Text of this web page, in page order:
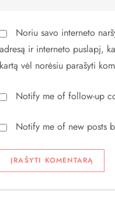
Noriu savo interneto
adresą ir interneto puslapį,
kartą vėl norėsiu parašyti
Notify me of follow-up
Notify me of new posts